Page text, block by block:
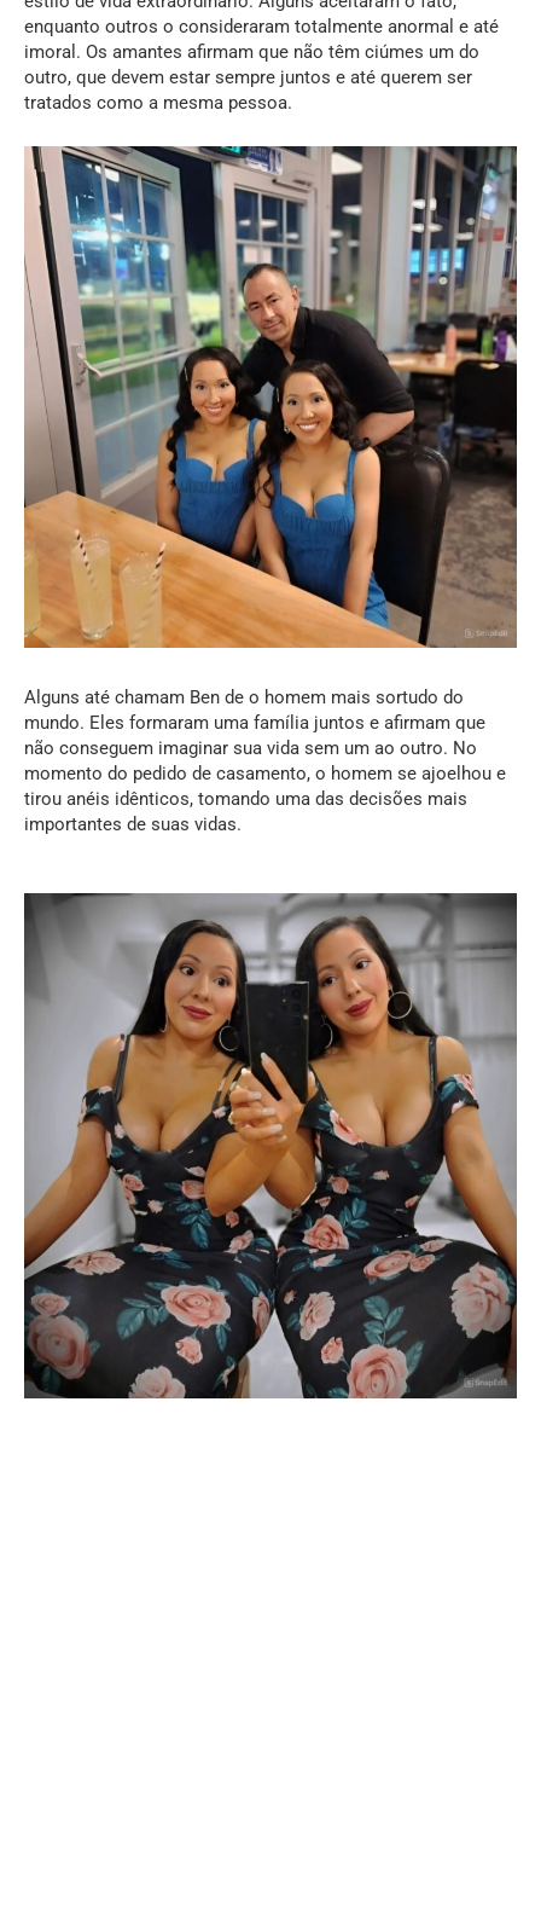
enquanto outros o consideraram totalmente anormal e até
imoral. Os amantes afirmam que não têm ciúmes um do
outro, que devem estar sempre juntos e até querem ser
tratados como a mesma pessoa.
Alguns até chamam Ben de o homem mais sortudo do
mundo. Eles formaram uma família juntos e afirmam que
não conseguem imaginar sua vida sem um ao outro. No
momento do pedido de casamento, o homem se ajoelhou e
tirou anéis idênticos, tomando uma das decisões mais
importantes de suas vidas.